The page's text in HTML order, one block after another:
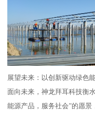
展望未来：以创新驱动绿色
面向未来，神龙拜耳科技衡
能源产品，服务社会”的愿景